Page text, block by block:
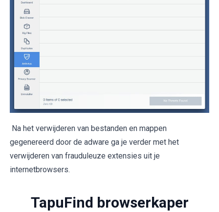
Na het verwijderen van bestanden en mappen
gegenereerd door de adware ga je verder met het
verwijderen van frauduleuze extensies uit je
internetbrowsers.
TapuFind browserkaper